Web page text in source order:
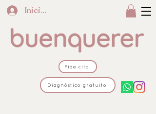
Iniciar sesión
Pide cita
Diagnóstico gratuito